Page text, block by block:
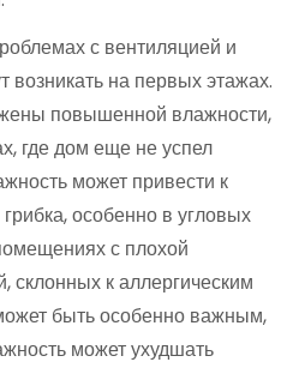
с вентиляцией и
возникать на первых этажах.
повышенной влажности,
где дом еще не успел
может привести к
особенно в угловых
с плохой
склонных к аллергическим
быть особенно важным,
может ухудшать